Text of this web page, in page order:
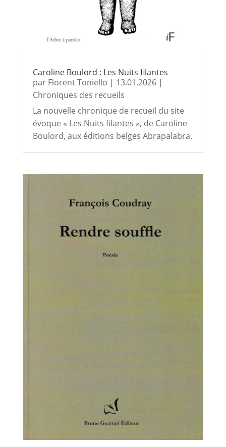
Caroline Boulord : Les Nuits filantes
par Florent Toniello | 13.01.2026|
Chroniques des recueils
La nouvelle chronique de recueil du site
évoque « Les Nuits filantes », de Caroline
Boulord, aux éditions belges Abrapalabra.